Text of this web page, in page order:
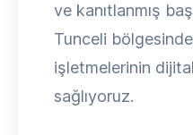
ve kanıtlanmış
Tunceli
işletmelerinin
sağlıyoruz.